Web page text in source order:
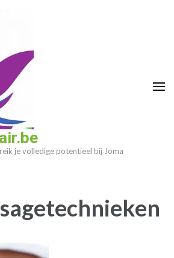
je volledige potentieel bij Joma